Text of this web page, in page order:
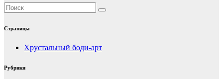
Страницы
Хрустальный боди-арт
Рубрики